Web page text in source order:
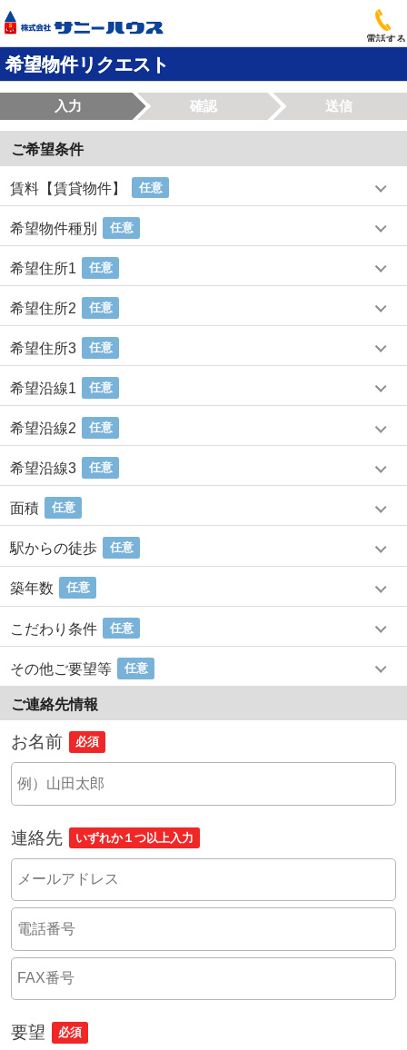
電話する
希望物件リクエスト
入力 確認 送信
ご希望条件
賃料【賃貸物件】 任意
希望物件種別 任意
希望住所1 任意
希望住所2 任意
希望住所3 任意
希望沿線1 任意
希望沿線2 任意
希望沿線3 任意
面積 任意
駅からの徒歩 任意
築年数 任意
こだわり条件 任意
その他ご要望等 任意
ご連絡先情報
お名前 必須
連絡先 いずれか１つ以上入力
要望 必須